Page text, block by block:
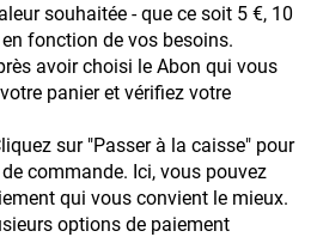
souhaitée - que ce soit 5 €, 10
fonction de vos besoins.
avoir choisi le Abon qui vous
panier et vérifiez votre
sur "Passer à la caisse" pour
commande. Ici, vous pouvez
qui vous convient le mieux.
options de paiement